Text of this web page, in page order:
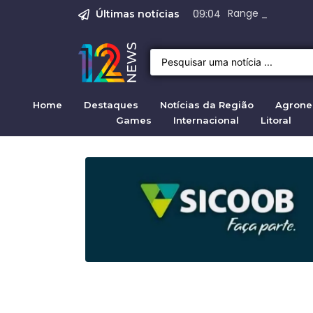
Últimas notícias 09:04 Range Rover
Justiça pela
Justiça para
Justiça pela
Quirno destaca
Home Destaques Notícias da Região
Games
Internacional Litoral